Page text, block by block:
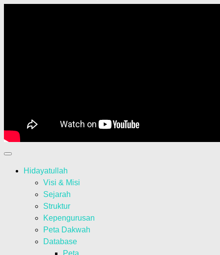
Hidayatullah
Visi & Misi
Sejarah
Struktur
Kepengurusan
Peta Dakwah
Database